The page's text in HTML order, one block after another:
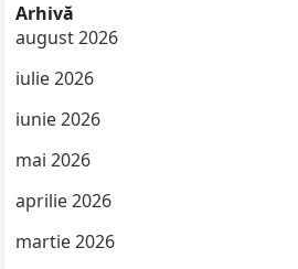
Arhivă
august 2026
iulie 2026
iunie 2026
mai 2026
aprilie 2026
martie 2026